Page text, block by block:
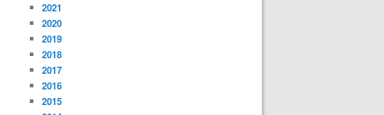
2021
2020
2019
2018
2017
2016
2015